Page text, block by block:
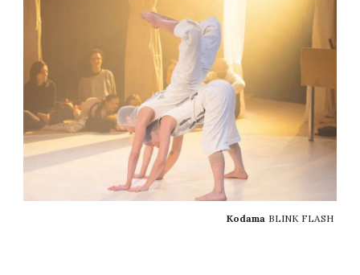
Kodama BLINK FLASH